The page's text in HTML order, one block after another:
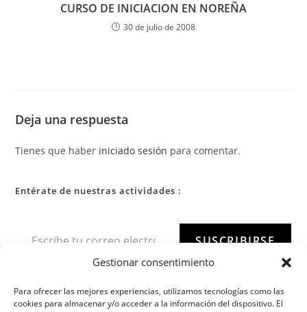
Gestionar consentimiento
Para ofrecer las mejores experiencias, utilizamos tecnologías como las
cookies para almacenar y/o acceder a la información del dispositivo. El
CURSO DE INICIACION EN NOREÑA
30 de julio de 2008
Deja una respuesta
Tienes que haber iniciado sesión para comentar.
Entérate de nuestras actividades :
SUSCRIBIRSE